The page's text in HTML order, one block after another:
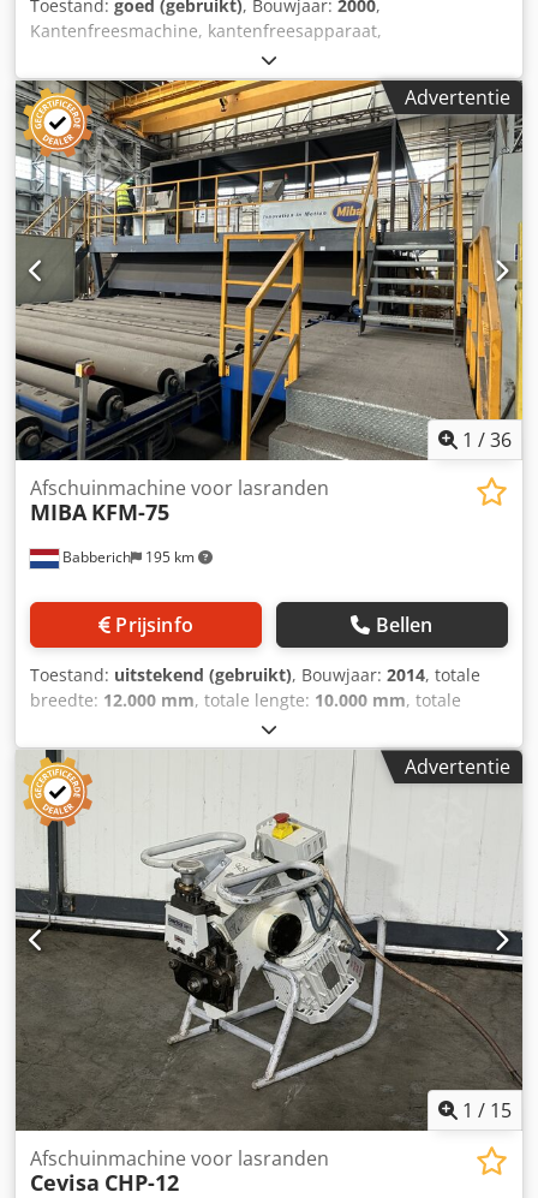
Toestand: goed (gebruikt), Bouwjaar: 2000,
Kantenfreesmachine, kantenfreesapparaat,
afschuimachine, mobiele freesmachine, lasrandvormer,
voorbereiding van lasnaden, ontbraamapparaat. -
Kantenfreesmachine: met instelbaar toerental - Diepte-
instelling: 0 - 7 mm Chsdpfx Abey Rt Aaegja - Aandrijving:
0,75 kW - Regelbaar toerental: 0 - 6000 omw/min - Hoek:
45° - Accessoire: Widia freeskop - Afmetingen:
650/560/H1190 mm - Gewicht: 94 kg
Advertentie
1 /36
Babberich 195 km
Afschuinmachine voor lasranden
MIBA KFM-75
Prijsinfo Bellen
Toestand: uitstekend (gebruikt), Bouwjaar: 2014, totale
breedte: 12.000 mm, totale lengte: 10.000 mm, totale
, totaalgewicht:
75 Cedpfx Aezcva Djbgoha
Advertentie
1 / 15
Afschuinmachine voor lasranden
Cevisa CHP-12